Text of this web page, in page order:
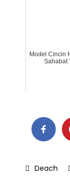
Model Cincin
Sahabat